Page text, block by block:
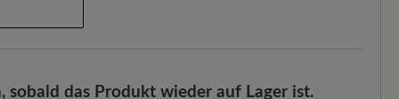
sobald das Produkt wieder auf Lager ist.